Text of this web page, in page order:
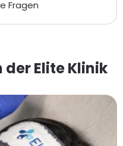
Fragen
der Elite Klinik